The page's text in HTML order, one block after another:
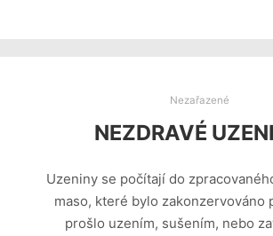
Nezařazené
NEZDRAVÉ
Uzeniny se počítají do
maso, které bylo zakonzervováno
prošlo uzením, sušením, nebo